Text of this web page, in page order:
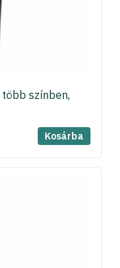
színben,
Kosárba